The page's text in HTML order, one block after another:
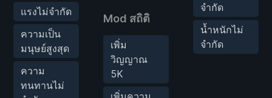
แรงไม่จำกัด
ความเป็น
มนุษย์สูงสุด
ความ
ทนทานไม่
Mod สถิติ
เพิ่ม
วิญญาณ
5K
จำกัด
น้ำหนักไม่
จำกัด